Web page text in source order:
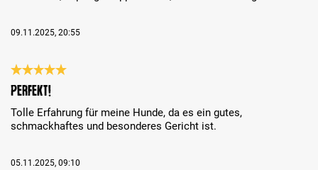
09.11.2025, 20:55
Bewertung mit 5 von 5 Sternen
Perfekt!
Tolle Erfahrung für meine Hunde, da es ein gutes,
schmackhaftes und besonderes Gericht ist.
05.11.2025, 09:10